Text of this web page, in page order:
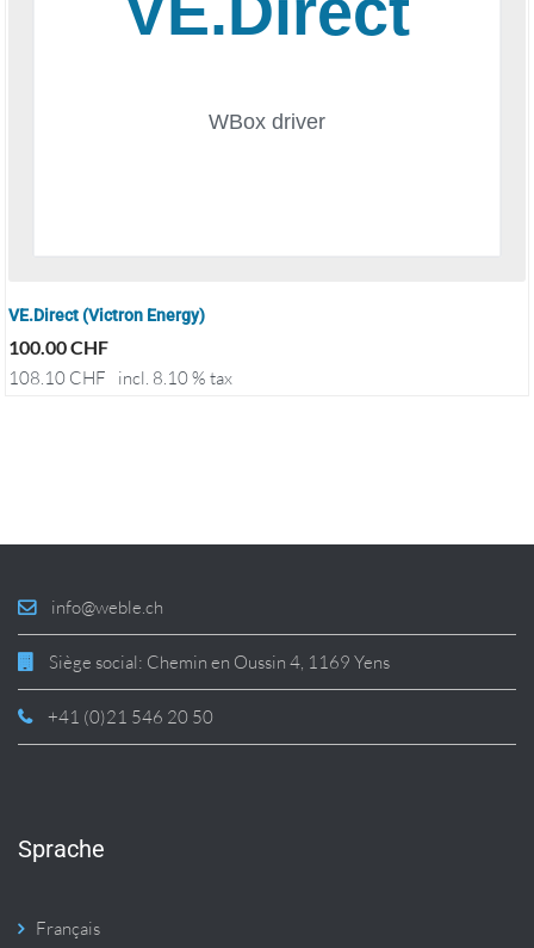
VE.Direct (Victron Energy)
100.00CHF
108.10 CHF incl. 8.10 % tax
info@weble.ch
Siège social: Chemin en Oussin 4, 1169 Yens
+41 (0)21 546 20 50
Sprache
Français